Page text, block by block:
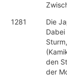
1281
Die
den
der